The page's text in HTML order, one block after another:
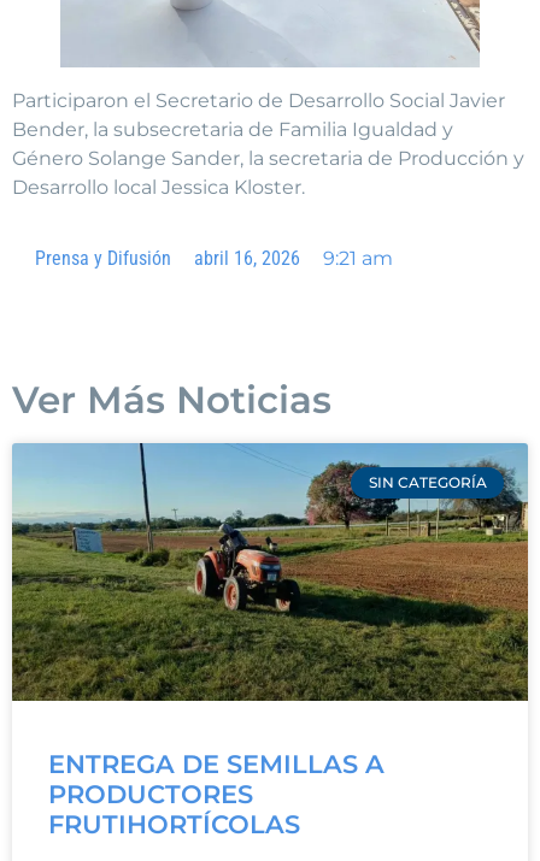
Participaron el Secretario de Desarrollo Social Javier
Bender, la subsecretaria de Familia Igualdad y
Género Solange Sander, la secretaria de Producción y
Desarrollo local Jessica Kloster.
Prensa y Difusión abril 16, 2026 9:21 am
Ver Más Noticias
SIN CATEGORÍA
ENTREGA DE SEMILLAS A
PRODUCTORES
FRUTIHORTÍCOLAS